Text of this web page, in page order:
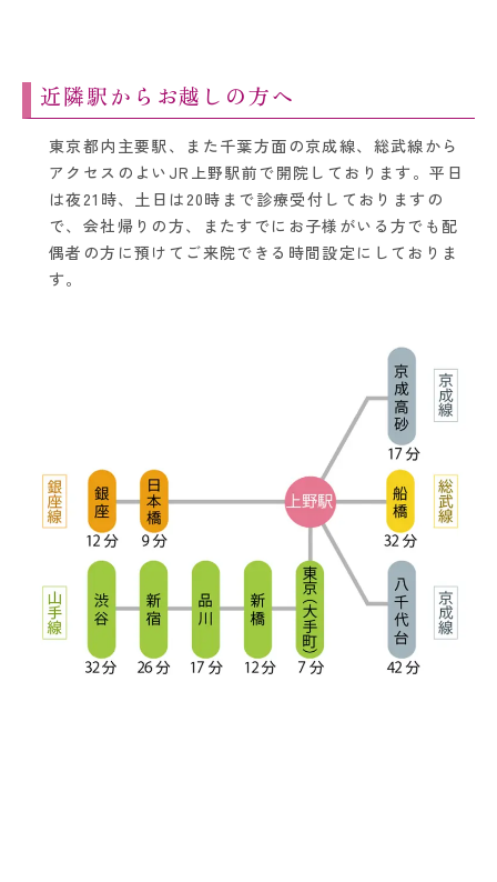
近隣駅からお越しの方へ
東京都内主要駅、また千葉方面の京成線、総武線から
アクセスのよいJR上野駅前で開院しております。平日
は夜21時、土日は20時まで診療受付しておりますの
で、会社帰りの方、またすでにお子様がいる方でも配
偶者の方に預けてご来院できる時間設定にしておりま
す。